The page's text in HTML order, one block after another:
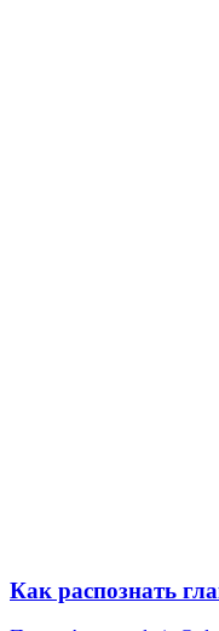
Как распознать